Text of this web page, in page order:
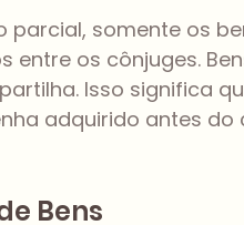
parcial, somente os
entre os cônjuges.
Isso significa
adquirido antes
Bens